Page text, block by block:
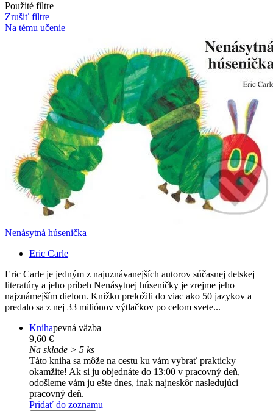
Použité filtre
Zrušiť filtre
Na tému učenie
Nenásytná húsenička
Eric Carle
Eric Carle je jedným z najuznávanejších autorov súčasnej detskej
literatúry a jeho príbeh Nenásytnej húseničky je zrejme jeho
najznámejším dielom. Knižku preložili do viac ako 50 jazykov a
predalo sa z nej 33 miliónov výtlačkov po celom svete...
Knihapevná väzba
9,60 €
Na sklade > 5 ks
Táto kniha sa môže na cestu ku vám vybrať prakticky
okamžite! Ak si ju objednáte do 13:00 v pracovný deň,
odošleme vám ju ešte dnes, inak najneskôr nasledujúci
pracovný deň.
Pridať do zoznamu